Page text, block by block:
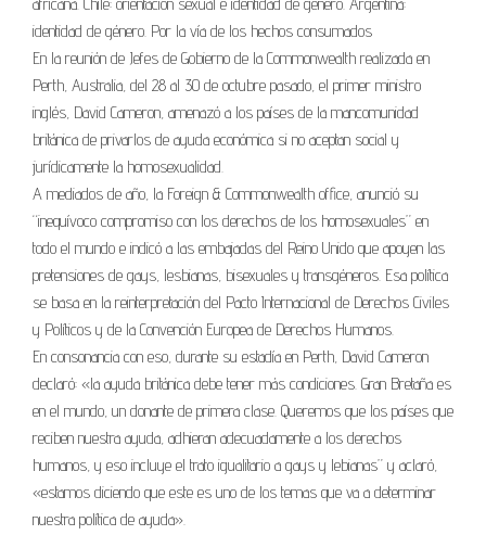
africana. Chile: orientación sexual e identidad de género. Argentina:
identidad de género. Por la vía de los hechos consumados
En la reunión de Jefes de Gobierno de la Commonwealth realizada en
Perth, Australia, del 28 al 30 de octubre pasado, el primer ministro
inglés, David Cameron, amenazó a los países de la mancomunidad
británica de privarlos de ayuda económica si no aceptan social y
jurídicamente la homosexualidad.
A mediados de año, la Foreign & Commonwealth office, anunció su
“inequívoco compromiso con los derechos de los homosexuales” en
todo el mundo e indicó a las embajadas del Reino Unido que apoyen las
pretensiones de gays, lesbianas, bisexuales y transgéneros. Esa política
se basa en la reinterpretación del Pacto Internacional de Derechos Civiles
y Políticos y de la Convención Europea de Derechos Humanos.
En consonancia con eso, durante su estadía en Perth, David Cameron
declaró: «la ayuda británica debe tener más condiciones. Gran Bretaña es
en el mundo, un donante de primera clase. Queremos que los países que
reciben nuestra ayuda, adhieran adecuadamente a los derechos
humanos, y eso incluye el trato igualitario a gays y lebianas” y aclaró,
«estamos diciendo que este es uno de los temas que va a determinar
nuestra política de ayuda».